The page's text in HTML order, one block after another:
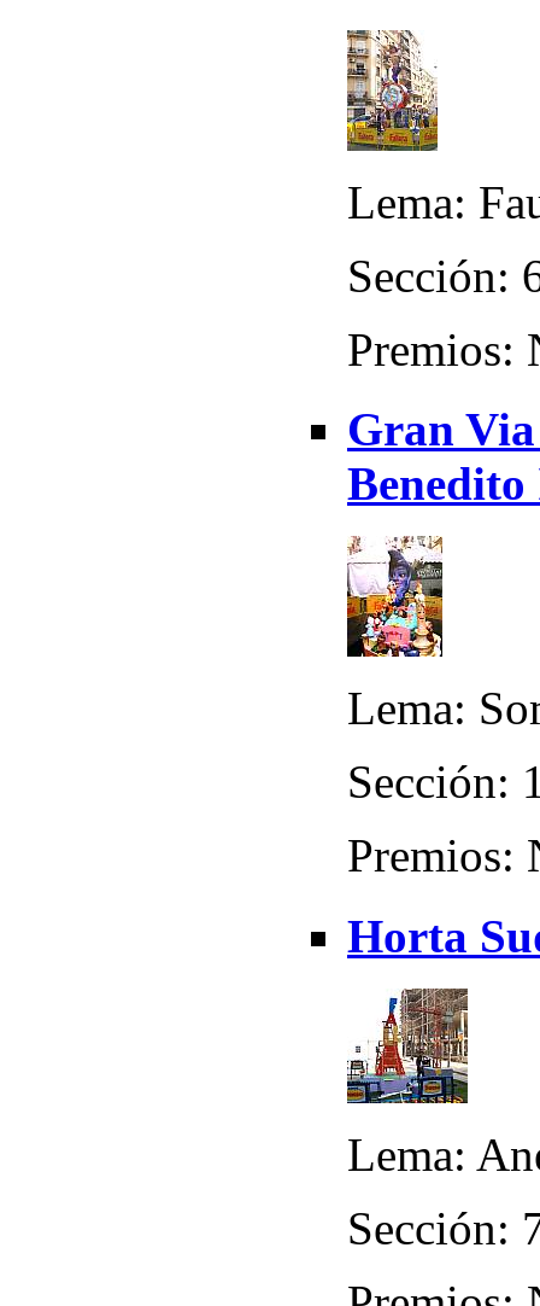
Lema:
Sección:
Premios:
Gran
Lema:
Sección:
Premios:
Horta
Lema:
Sección: